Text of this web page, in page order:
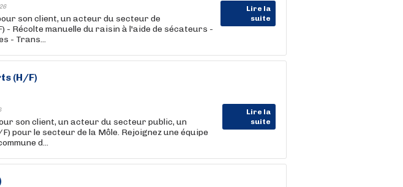
Lire la
suite
son client, un acteur du secteur de
Récolte manuelle du raisin à l'aide de sécateurs -
- Trans...
(H/F)
Lire la
suite
son client, un acteur du secteur public, un
pour le secteur de la Môle. Rejoignez une équipe
d...